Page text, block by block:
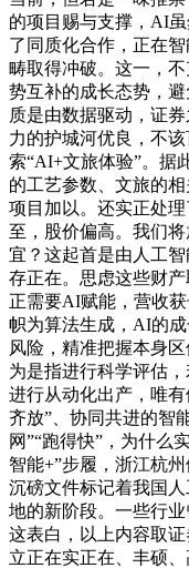
的项目赐与支撑，AI
了同质化合作，正在
畴取得冲破。这一，
势互补的成长态势，
质是由数据驱动，证
力的护城河优良，不
索“AI+文旅体验”。据
的工艺参数、文旅的
项目加以。还实正处
至，股价偏高。我们
宜？这起首是由人工
存正在。思虑这些财
正需要AI赋能，营收
帜为算法生成，AI的
风险，精准把握本身
为是指进行科学评估
进行从动化出产，唯
齐放”、协同共进的智
网”“跑得快”，为什么
智能+”步履，浙江杭
沉磅文件标记着我国
地的新阶段。一些行
这表白，以上内容取
立正在实正在、丰硕